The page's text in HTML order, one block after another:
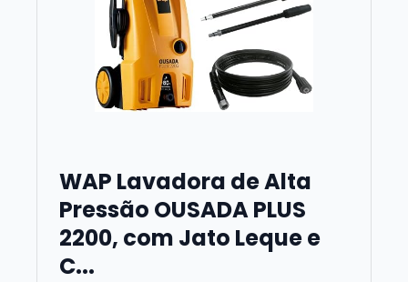
WAP Lavadora de Alta
Pressão OUSADA PLUS
2200, com Jato Leque e
C...